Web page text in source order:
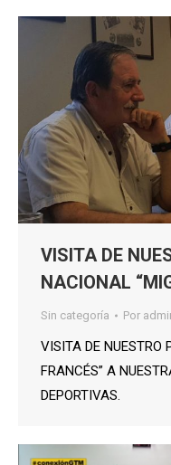
VISITA DE
NACIONAL
Sin categoría Por
VISITA DE NUESTRO
FRANCÉS” A
DEPORTIVAS.